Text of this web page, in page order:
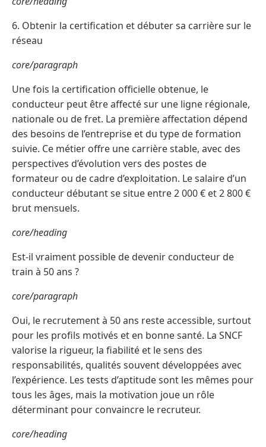
6. Obtenir la certification et débuter sa carrière sur le
réseau
core/paragraph
Une fois la certification officielle obtenue, le
conducteur peut être affecté sur une ligne régionale,
nationale ou de fret. La première affectation dépend
des besoins de l’entreprise et du type de formation
suivie. Ce métier offre une carrière stable, avec des
perspectives d’évolution vers des postes de
formateur ou de cadre d’exploitation. Le salaire d’un
conducteur débutant se situe entre 2 000 € et 2 800 €
brut mensuels.
core/heading
Est-il vraiment possible de devenir conducteur de
train à 50 ans ?
core/paragraph
Oui, le recrutement à 50 ans reste accessible, surtout
pour les profils motivés et en bonne santé. La SNCF
valorise la rigueur, la fiabilité et le sens des
responsabilités, qualités souvent développées avec
l’expérience. Les tests d’aptitude sont les mêmes pour
tous les âges, mais la motivation joue un rôle
déterminant pour convaincre le recruteur.
core/heading